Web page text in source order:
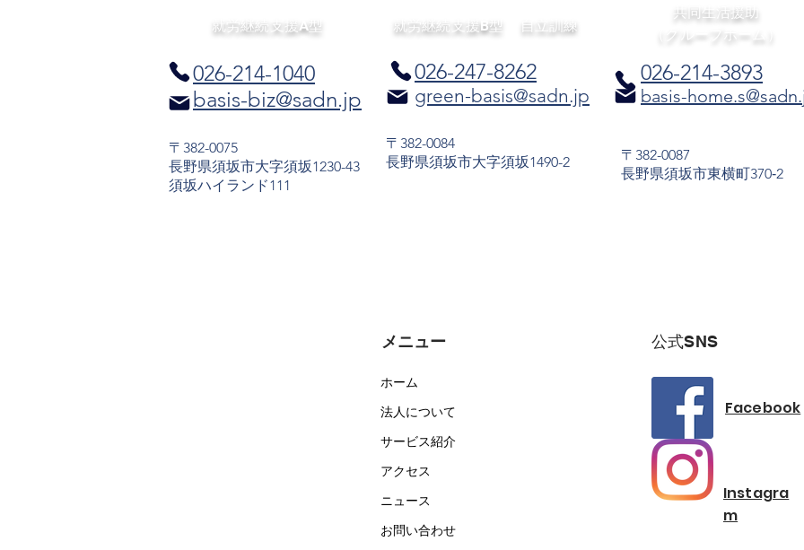
​就労継続支援A型
026-214-1040
basis-biz@sadn.jp
〒382-0075
長野県須坂市大字須坂1230-43
​須坂ハイランド111
​就労継続支援B型 ​自立訓練
〒382-0084
長野県須坂市大字須坂1490-2
026-247-8262
green-basis@sadn.jp
共同生活援助
（グループホーム）
〒382-0087
長野県須坂市東横町370‐2
026-214-3893
basis-
メニュー
ホーム
法人について
サービス紹介
アクセス
ニュース
お問い合わせ
​公式SNS
Facebook
Instagra
m